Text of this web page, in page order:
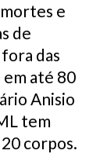
e
de
das
até 80
Anisio
tem
corpos.